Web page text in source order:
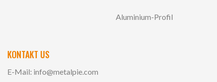
Aluminium-Profil
KONTAKT US
E-Mail: info@metalpie.com